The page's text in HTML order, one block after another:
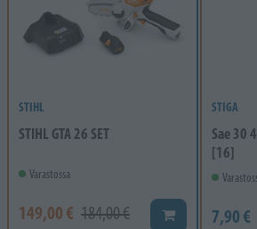
STIHL
STIHL GTA 26 SET
Varastossa
149,00 € 184,00 € Lisää koriin
STIGA
Sae 30
[16]
7,90 €